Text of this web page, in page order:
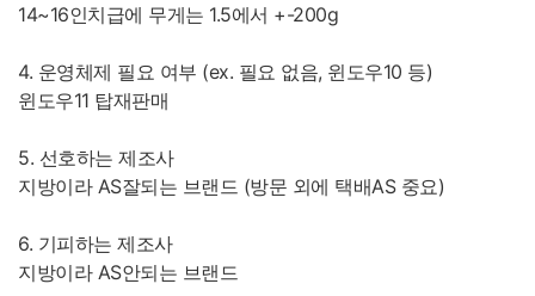
14~16인치급에 무게는 1.5에서 +-200g
4. 운영체제 필요 여부 (ex. 필요 없음, 윈도우10 등)
윈도우11 탑재판매
5. 선호하는 제조사
지방이라 AS잘되는 브랜드 (방문 외에 택배AS 중요)
6. 기피하는 제조사
지방이라 AS안되는 브랜드